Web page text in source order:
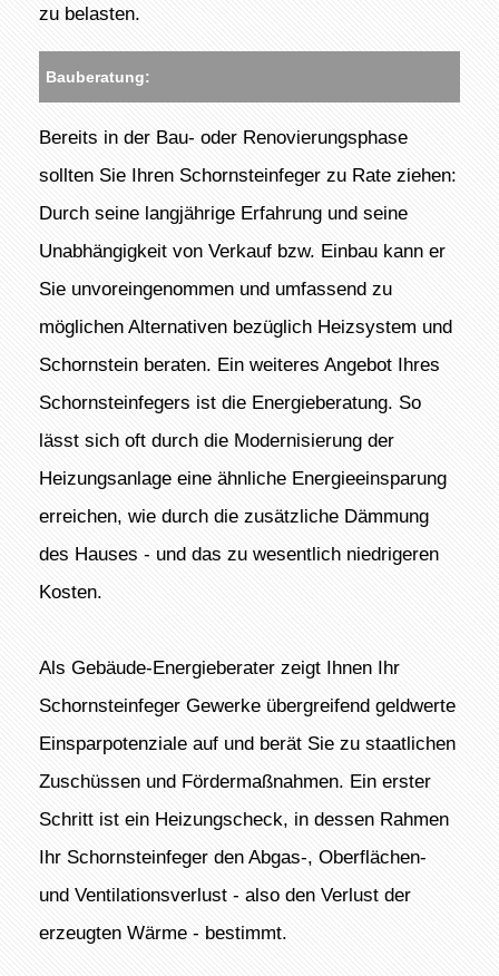
zu belasten.
Bauberatung:
Bereits in der Bau- oder Renovierungsphase
sollten Sie Ihren Schornsteinfeger zu Rate ziehen:
Durch seine langjährige Erfahrung und seine
Unabhängigkeit von Verkauf bzw. Einbau kann er
Sie unvoreingenommen und umfassend zu
möglichen Alternativen bezüglich Heizsystem und
Schornstein beraten. Ein weiteres Angebot Ihres
Schornsteinfegers ist die Energieberatung. So
lässt sich oft durch die Modernisierung der
Heizungsanlage eine ähnliche Energieeinsparung
erreichen, wie durch die zusätzliche Dämmung
des Hauses - und das zu wesentlich niedrigeren
Kosten.
Als Gebäude-Energieberater zeigt Ihnen Ihr
Schornsteinfeger Gewerke übergreifend geldwerte
Einsparpotenziale auf und berät Sie zu staatlichen
Zuschüssen und Fördermaßnahmen. Ein erster
Schritt ist ein Heizungscheck, in dessen Rahmen
Ihr Schornsteinfeger den Abgas-, Oberflächen-
und Ventilationsverlust - also den Verlust der
erzeugten Wärme - bestimmt.